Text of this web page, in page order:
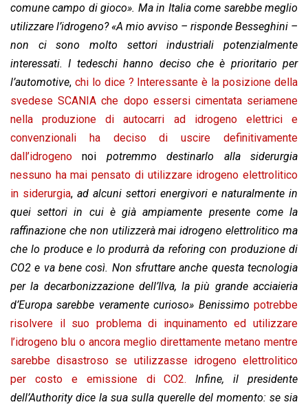
comune campo di gioco». Ma in Italia come sarebbe meglio
utilizzare l’idrogeno? «A mio avviso – risponde Besseghini –
non ci sono molto settori industriali potenzialmente
interessati. I tedeschi hanno deciso che è prioritario per
l’automotive, chi lo dice ? Interessante è la posizione della
svedese SCANIA che dopo essersi cimentata seriamene
nella produzione di autocarri ad idrogeno elettrici e
convenzionali ha deciso di uscire definitivamente
dall’idrogeno noi potremmo destinarlo alla siderurgia
nessuno ha mai pensato di utilizzare idrogeno elettrolitico
in siderurgia, ad alcuni settori energivori e naturalmente in
quei settori in cui è già ampiamente presente come la
raffinazione che non utilizzerà mai idrogeno elettrolitico ma
che lo produce e lo produrrà da reforing con produzione di
CO2 e va bene così. Non sfruttare anche questa tecnologia
per la decarbonizzazione dell’Ilva, la più grande acciaieria
d’Europa sarebbe veramente curioso» Benissimo potrebbe
risolvere il suo problema di inquinamento ed utilizzare
l’idrogeno blu o ancora meglio direttamente metano mentre
sarebbe disastroso se utilizzasse idrogeno elettrolitico
per costo e emissione di CO2.
Infine, il presidente
dell’Authority dice la sua sulla querelle del momento: se sia